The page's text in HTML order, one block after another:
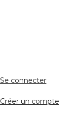
Se connecter
Créer un compte